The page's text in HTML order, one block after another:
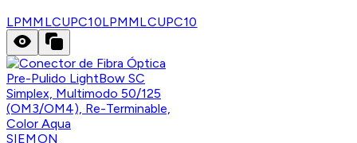
LPMMLCUPC10LPMMLCUPC10
SIEMON